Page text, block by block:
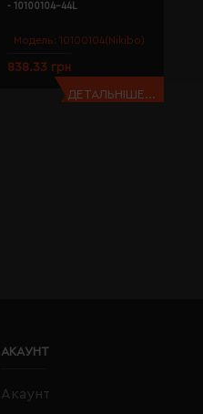
Модель: 10100104(Nikibo)
- 10100104-44L
838.33 грн
ДЕТАЛЬНІШЕ...
АКАУНТ
Акаунт